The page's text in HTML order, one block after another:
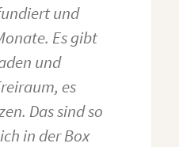
und
Es gibt
und
es
Das sind so
in der Box